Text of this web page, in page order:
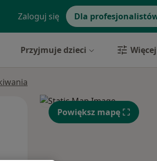
Zaloguj się Dla
Przyjmuje dzieci
Śr, Czw,
Powiększ mapę